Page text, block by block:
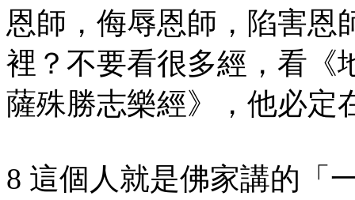
恩師，侮辱恩師，陷害恩
裡？不要看很多經，看《
薩殊勝志樂經》，他必定
8 這個人就是佛家講的「